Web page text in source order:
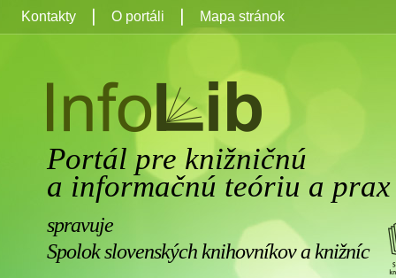
Portál pre knižničnú
a informačnú teóriu a prax
spravuje
Spolok slovenských knihovníkov a knižníc
Kontakty O portáli Mapa stránok